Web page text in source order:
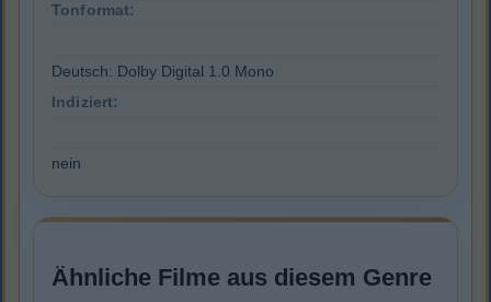
Tonformat:
Deutsch: Dolby Digital 1.0 Mono
Indiziert:
nein
Ähnliche Filme aus diesem Genre